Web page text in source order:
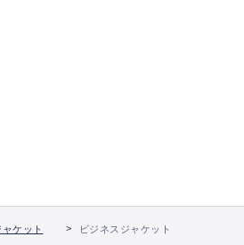
ャケット ビジネスジャケット